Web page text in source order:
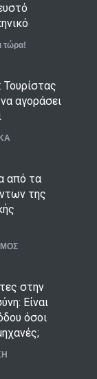
τώρα!
αγοράσει
από τα
της
στην
Είναι
όσοι